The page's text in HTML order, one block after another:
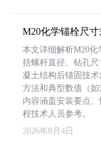
M20化学锚栓尺
本文详细解析M20
括螺杆直径、钻孔
凝土结构后锚固技术
方法和典型数值（如
内容涵盖安装要点
程技术人员参考。
2026年8月4日